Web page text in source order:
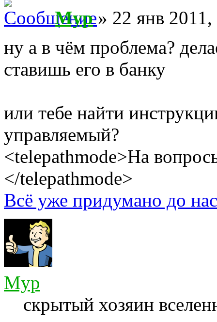
Myp» 22 янв 2011,
ну а в чём проблема?
ставишь его в банку
или тебе найти
управляемый?
<telepathmode>На
</telepathmode>
Всё уже придумано до
Myp
скрытый хозяин